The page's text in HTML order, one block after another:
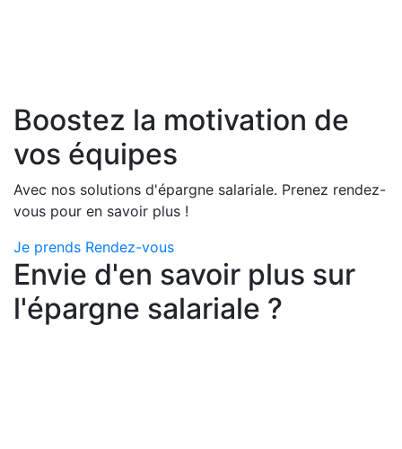
Boostez la motivation de
vos équipes
Avec nos solutions d'épargne salariale. Prenez rendez-
vous pour en savoir plus !
Je prends Rendez-vous
Envie d'en savoir plus sur
l'épargne salariale ?